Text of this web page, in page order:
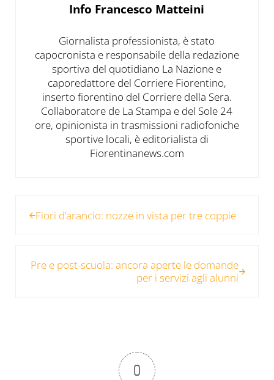
Info Francesco Matteini
Giornalista professionista, è stato
capocronista e responsabile della redazione
sportiva del quotidiano La Nazione e
caporedattore del Corriere Fiorentino,
inserto fiorentino del Corriere della Sera.
Collaboratore de La Stampa e del Sole 24
ore, opinionista in trasmissioni radiofoniche
sportive locali, è editorialista di
Fiorentinanews.com
Fiori d’arancio: nozze in vista per tre coppie
Pre e post-scuola: ancora aperte le domande
per i servizi agli alunni
0